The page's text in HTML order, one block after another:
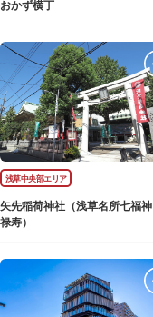
おかず横丁
浅草中央部エリア
矢先稲荷神社（浅草名所七福
禄寿）